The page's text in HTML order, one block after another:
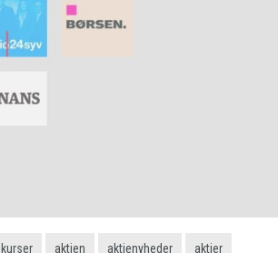
aktien aktienyheder aktier